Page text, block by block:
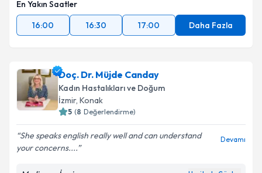
En Yakın Saatler
16:00
16:30 17:00 Daha Fazla
Doç. Dr. Müjde Canday
Kadın Hastalıkları ve Doğum
İzmir, Konak
5 (8 Değerlendirme)
She speaks english really well and can understand
your concerns....
Devamı